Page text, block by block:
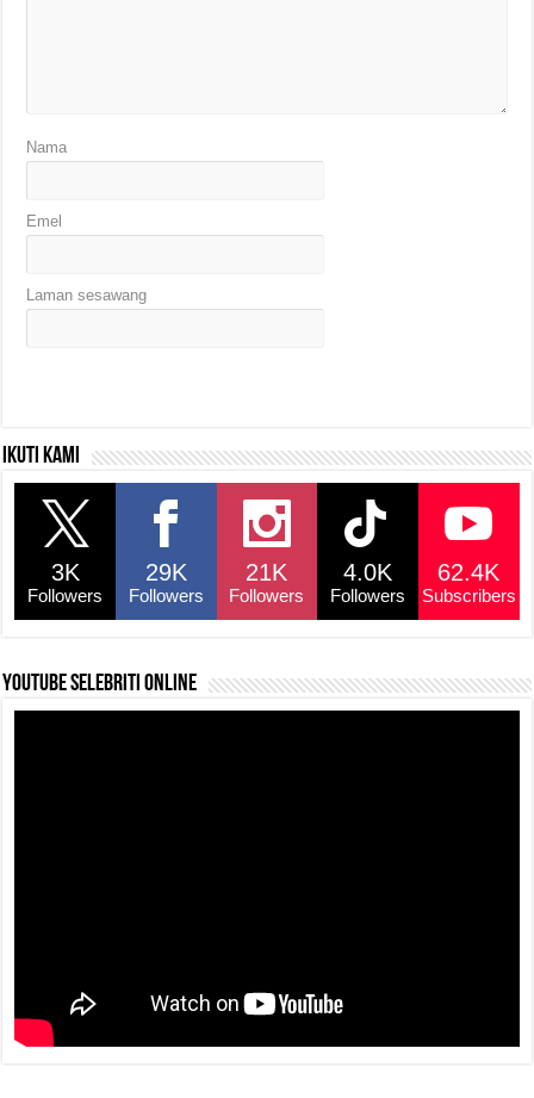
Nama
Emel
Laman sesawang
Ikuti kami
3K
Followers
29K
Followers
21K
Followers
4.0K
Followers
62.4K
Subscribers
YouTube selebriti online